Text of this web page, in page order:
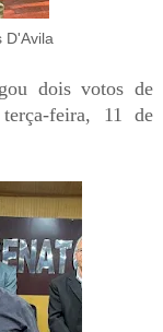
D'Avila
dois votos de
feira, 11 de